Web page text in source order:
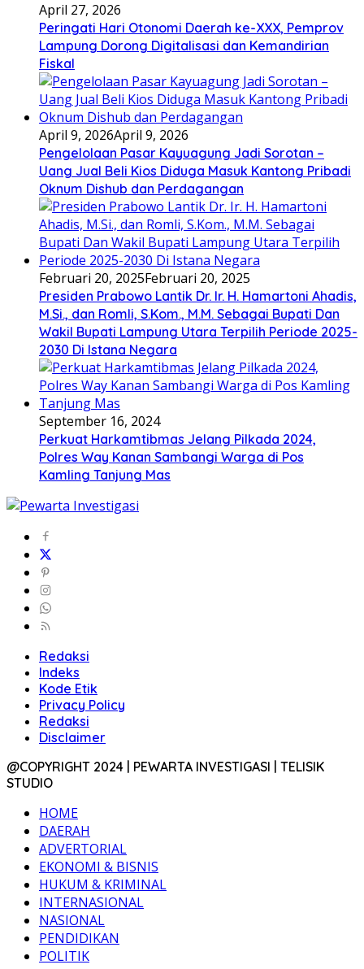
April 27, 2026
Peringati Hari Otonomi Daerah ke-XXX, Pemprov
Lampung Dorong Digitalisasi dan Kemandirian
Fiskal
April 9, 2026April 9, 2026
Pengelolaan Pasar Kayuagung Jadi Sorotan –
Uang Jual Beli Kios Diduga Masuk Kantong Pribadi
Oknum Dishub dan Perdagangan
Februari 20, 2025Februari 20, 2025
Presiden Prabowo Lantik Dr. Ir. H. Hamartoni Ahadis,
M.Si., dan Romli, S.Kom., M.M. Sebagai Bupati Dan
Wakil Bupati Lampung Utara Terpilih Periode 2025-
2030 Di Istana Negara
September 16, 2024
Perkuat Harkamtibmas Jelang Pilkada 2024,
Polres Way Kanan Sambangi Warga di Pos
Kamling Tanjung Mas
Redaksi
Indeks
Kode Etik
Privacy Policy
Redaksi
Disclaimer
@COPYRIGHT 2024 | PEWARTA INVESTIGASI | TELISIK
STUDIO
HOME
DAERAH
ADVERTORIAL
EKONOMI & BISNIS
HUKUM & KRIMINAL
INTERNASIONAL
NASIONAL
PENDIDIKAN
POLITIK